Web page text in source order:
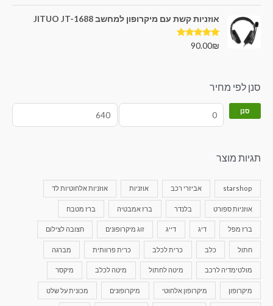
אוזניות קשת עם מיקרופון למחשב JITUO JT-1688
דורג5.00
90.00₪
סנן לפי מחיר
סנן
תגיות מוצר
starshop אביזרי רכב אוזניות אוזניות אלחוטיות לד
אוזניות ספורט בלנדר ברז אמבטיה ברז מטבח
ברז מפל דיג דייג זוג מיקרופונים חצובה לצילום
חתול כלב כרית לכלב כרית פרוותית מברגה
מולטימדיה לרכב מיטה לחתול מיטה לכלב מיקסר
מיקרופון מיקרופון אלחוטי מיקרופונים מכונית על שלט